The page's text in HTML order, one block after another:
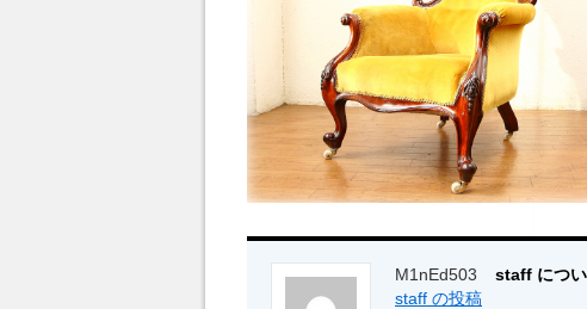
staff につ
M1nEd503
staff の投稿